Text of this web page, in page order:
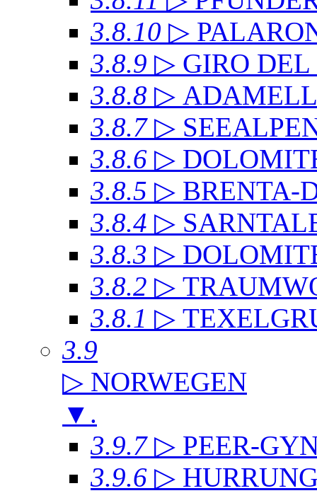
3.8.10 ▷
3.8.9 ▷ GIRO
3.8.8 ▷
3.8.7 ▷
3.8.6 ▷
3.8.5 ▷ BRENTA-
3.8.4 ▷
3.8.3 ▷
3.8.2 ▷
3.8.1 ▷
3.9
▷ NORWEGEN
▼ .
3.9.7 ▷ PEER-
3.9.6 ▷